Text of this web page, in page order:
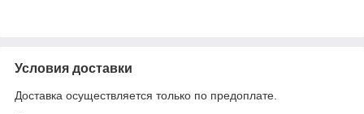
Условия доставки
Доставка осуществляется только по предоплате.